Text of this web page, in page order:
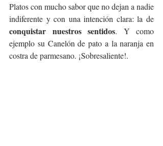
Platos con mucho sabor que no dejan a nadie
conquistar nuestros sentidos. Y como
ejemplo su Canelón de pato a la naranja en
costra de parmesano. ¡Sobresaliente!.